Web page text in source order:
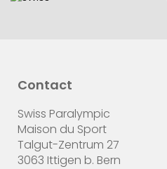
Contact
Swiss Paralympic
Maison du Sport
Talgut-Zentrum 27
3063 Ittigen b. Bern